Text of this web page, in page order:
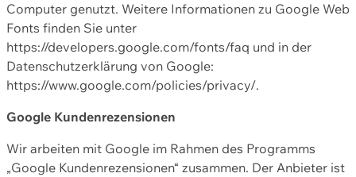
Computer genutzt. Weitere Informationen zu Google Web
Fonts finden Sie unter
https://developers.google.com/fonts/faq und in der
Datenschutzerklärung von Google:
https://www.google.com/policies/privacy/.
Google Kundenrezensionen
Wir arbeiten mit Google im Rahmen des Programms
„Google Kundenrezensionen“ zusammen. Der Anbieter ist